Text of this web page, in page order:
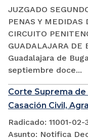
JUZGADO
PENAS Y MEDIDAS
CIRCUITO
GUADALAJARA DE
Guadalajara de
septiembre doce...
Corte Suprema de
Casación Civil,
Radicado: 11001-
Asunto: Notifica